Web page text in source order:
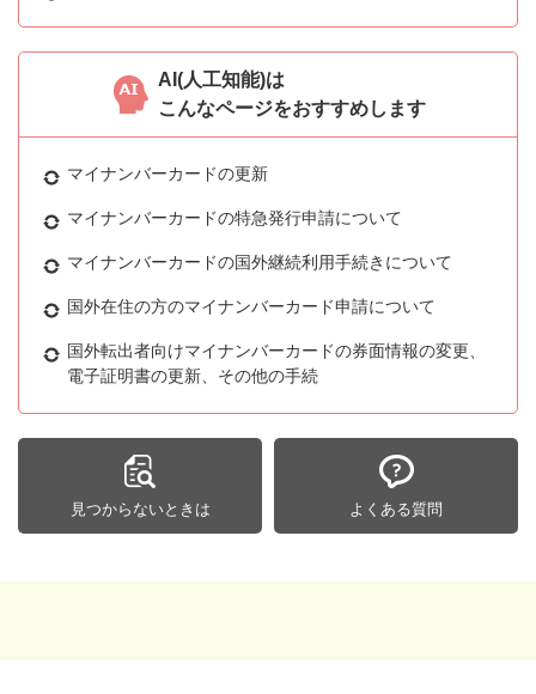
AI(人工知能)は
こんなページをおすすめします
マイナンバーカードの更新
マイナンバーカードの特急発行申請について
マイナンバーカードの国外継続利用手続きについて
国外在住の方のマイナンバーカード申請について
国外転出者向けマイナンバーカードの券面情報の変更、
電子証明書の更新、その他の手続
見つからないときは よくある質問